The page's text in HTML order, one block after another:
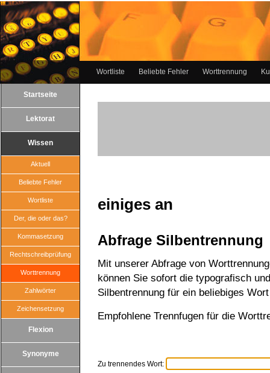
Wortliste Beliebte Fehler Worttrennung
Startseite
Lektorat
Wissen
Aktuell
Beliebte Fehler
Wortliste
Der, die oder das?
Kommasetzung
Rechtschreibprüfung
Worttrennung
Zahlwörter
Zeichensetzung
Flexion
Synonyme
einiges an
Abfrage Silbentrennung
Mit unserer Abfrage von
können Sie sofort die typografisch
Silbentrennung für ein beliebiges
Empfohlene Trennfugen für die
Zu trennendes Wort: